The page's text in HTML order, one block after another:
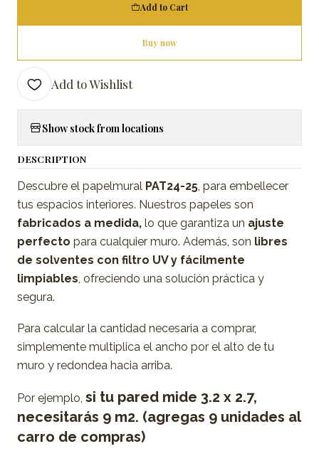
Add to Cart
Buy now
Add to Wishlist
Show stock from locations
DESCRIPTION
Descubre el papelmural PAT24-25, para embellecer
tus espacios interiores. Nuestros papeles son
fabricados a medida, lo que garantiza un ajuste
perfecto para cualquier muro. Además, son libres
de solventes con filtro UV y fácilmente
limpiables, ofreciendo una solución práctica y
segura.
Para calcular la cantidad necesaria a comprar,
simplemente multiplica el ancho por el alto de tu
muro y redondea hacia arriba.
Por ejemplo, si tu pared mide 3.2 x 2.7,
necesitarás 9 m2. (agregas 9 unidades al
carro de compras)